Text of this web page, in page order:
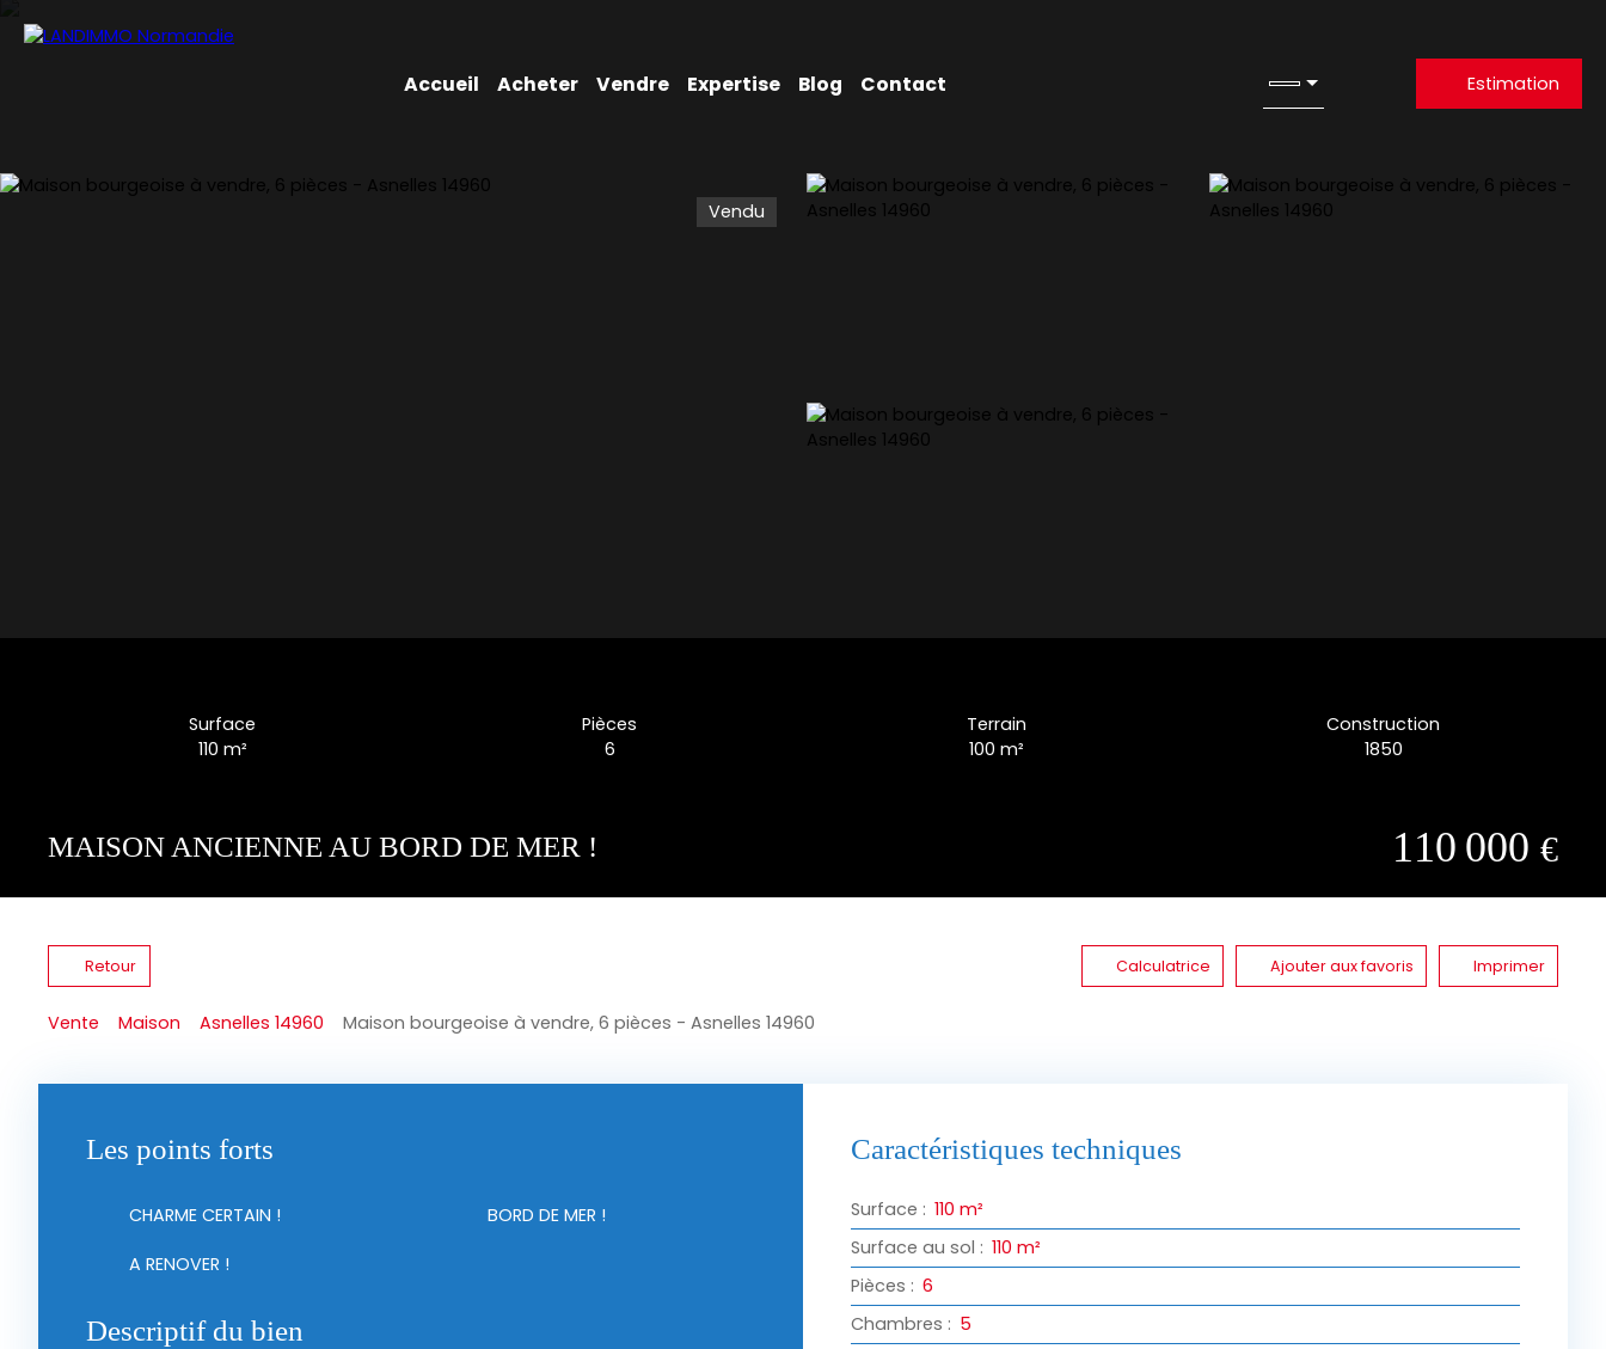
Accueil Acheter Vendre Expertise Blog Contact Estimation
Vendu
Surface
110 m²
Pièces
6
Terrain
100 m²
Construction
1850
MAISON ANCIENNE AU BORD DE MER ! 110 000 €
Retour Calculatrice Ajouter aux favoris Imprimer
Vente Maison Asnelles 14960 Maison bourgeoise à vendre, 6 pièces - Asnelles 14960
Les points forts
CHARME CERTAIN ! BORD DE MER !
A RENOVER !
Descriptif du bien
Caractéristiques techniques
Surface : 110 m²
Surface au sol : 110 m²
Pièces : 6
Chambres : 5